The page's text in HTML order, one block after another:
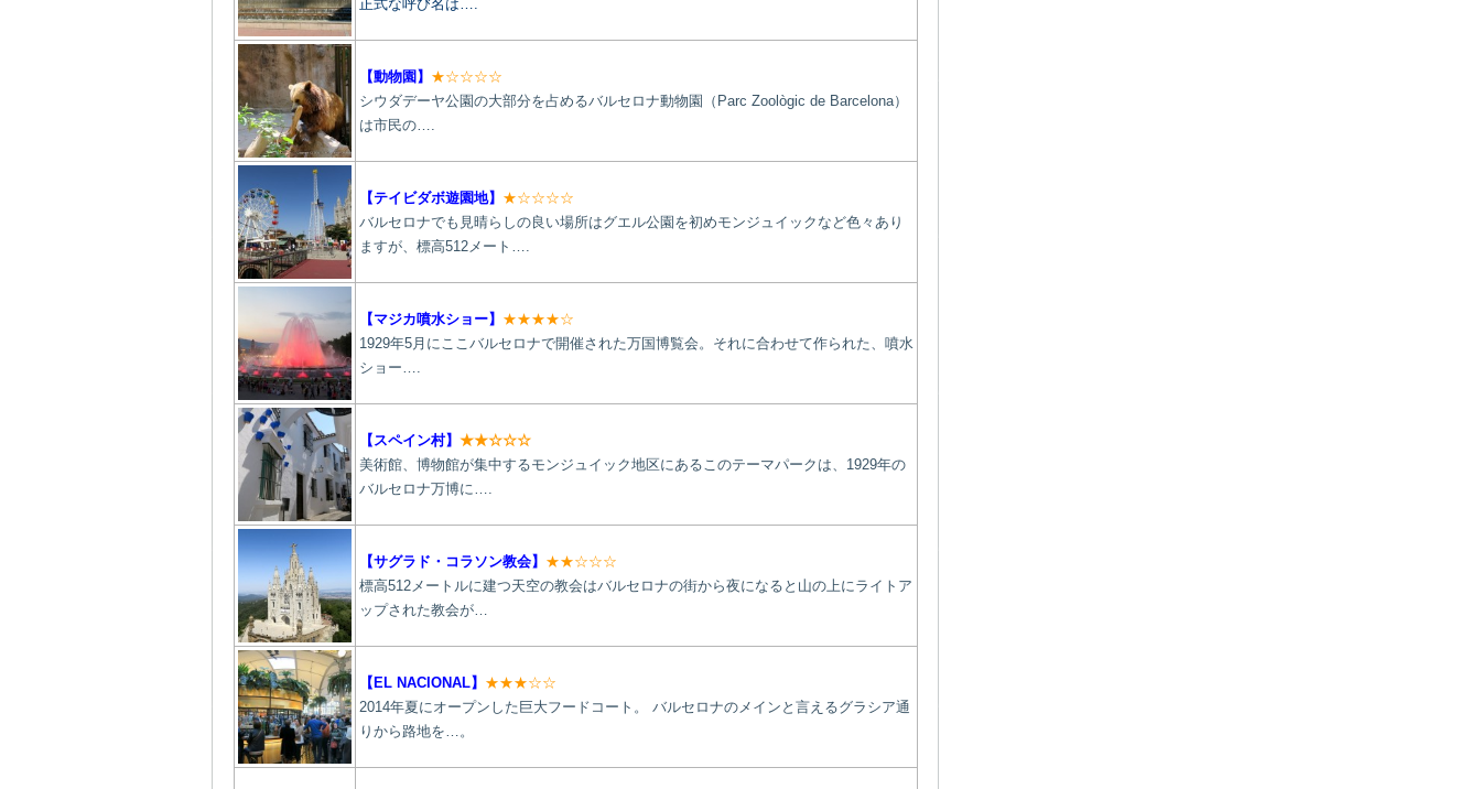
正式な呼び名は….
【動物園】 ★☆☆☆☆
シウダデーヤ公園の大部分を占めるバルセロナ動物園（Parc Zoològic de Barcelona）
は市民の….
【テイビダボ遊園地】 ★☆☆☆☆
バルセロナでも見晴らしの良い場所はグエル公園を初めモンジュイックなど色々あり
ますが、標高512メート….
【マジカ噴水ショー】 ★★★★☆
1929年5月にここバルセロナで開催された万国博覧会。それに合わせて作られた、噴水
ショー….
【スペイン村】 ★★☆☆☆
美術館、博物館が集中するモンジュイック地区にあるこのテーマパークは、1929年の
バルセロナ万博に….
【サグラド・コラソン教会】 ★★☆☆☆
標高512メートルに建つ天空の教会はバルセロナの街から夜になると山の上にライトア
ップされた教会が…
【EL NACIONAL】 ★★★☆☆
2014年夏にオープンした巨大フードコート。 バルセロナのメインと言えるグラシア通
りから路地を…。